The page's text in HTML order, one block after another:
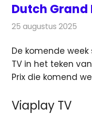
Dutch Grand
25 augustus 2025
De komende
TV in het teken
Prix die komend
Viaplay TV